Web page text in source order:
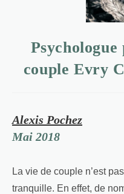
couple Evry
Alexis Pochez
Mai 2018
La vie de couple n’est
tranquille. En effet, de